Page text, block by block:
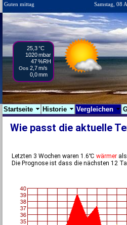
Guten mittag Samstag, 08
25,3°C
1020mbar
47%RH
Oos 2,7m/s
0,0mm
Startseite Historie Vergleichen
Wie passt die aktuelle
Letzten 3 Wochen waren 1.6℃ wärmer
Die Prognose ist dass die nächsten 12